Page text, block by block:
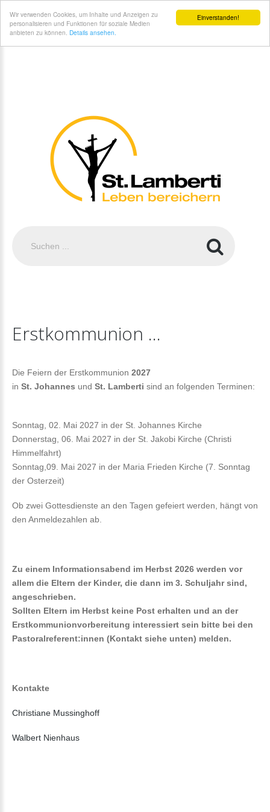
Einverstanden!
Wir verwenden Cookies, um Inhalte und Anzeigen zu
personalisieren und Funktionen für soziale Medien
anbieten zu können. Details ansehen.
Erstkommunion ...
Die Feiern der Erstkommunion 2027
in St. Johannes und St. Lamberti sind an folgenden Terminen:
Sonntag, 02. Mai 2027 in der St. Johannes Kirche
Donnerstag, 06. Mai 2027 in der St. Jakobi Kirche (Christi
Himmelfahrt)
Sonntag,09. Mai 2027 in der Maria Frieden Kirche (7. Sonntag
der Osterzeit)
Ob zwei Gottesdienste an den Tagen gefeiert werden, hängt von
den Anmeldezahlen ab.
Zu einem Informationsabend im Herbst 2026 werden vor
allem die Eltern der Kinder, die dann im 3. Schuljahr sind,
angeschrieben.
Sollten Eltern im Herbst keine Post erhalten und an der
Erstkommunionvorbereitung interessiert sein bitte bei den
Pastoralreferent:innen (Kontakt siehe unten) melden.
Kontakte
Christiane Mussinghoff
Walbert Nienhaus